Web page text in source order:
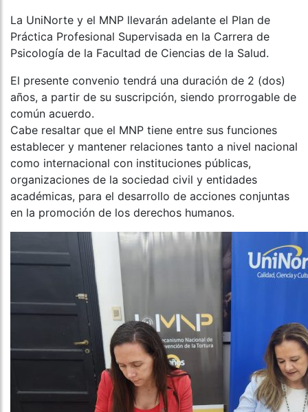
La UniNorte y el MNP llevarán adelante el Plan de
Práctica Profesional Supervisada en la Carrera de
Psicología de la Facultad de Ciencias de la Salud.
El presente convenio tendrá una duración de 2 (dos)
años, a partir de su suscripción, siendo prorrogable de
común acuerdo.
Cabe resaltar que el MNP tiene entre sus funciones
establecer y mantener relaciones tanto a nivel nacional
como internacional con instituciones públicas,
organizaciones de la sociedad civil y entidades
académicas, para el desarrollo de acciones conjuntas
en la promoción de los derechos humanos.